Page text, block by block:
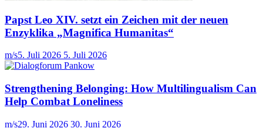
Papst Leo XIV. setzt ein Zeichen mit der neuen
Enzyklika „Magnifica Humanitas“
m/s5. Juli 2026 5. Juli 2026
Strengthening Belonging: How Multilingualism Can
Help Combat Loneliness
m/s29. Juni 2026 30. Juni 2026